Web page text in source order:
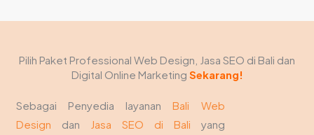
Pilih Paket Professional Web Design, Jasa SEO di Bali dan
Digital Online Marketing Sekarang!
Sebagai Penyedia layananBali Web
Design dan Jasa SEO di Bali yang